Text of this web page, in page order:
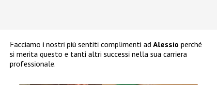
Facciamo i nostri più sentiti complimenti ad Alessio perché
si merita questo e tanti altri successi nella sua carriera
professionale.